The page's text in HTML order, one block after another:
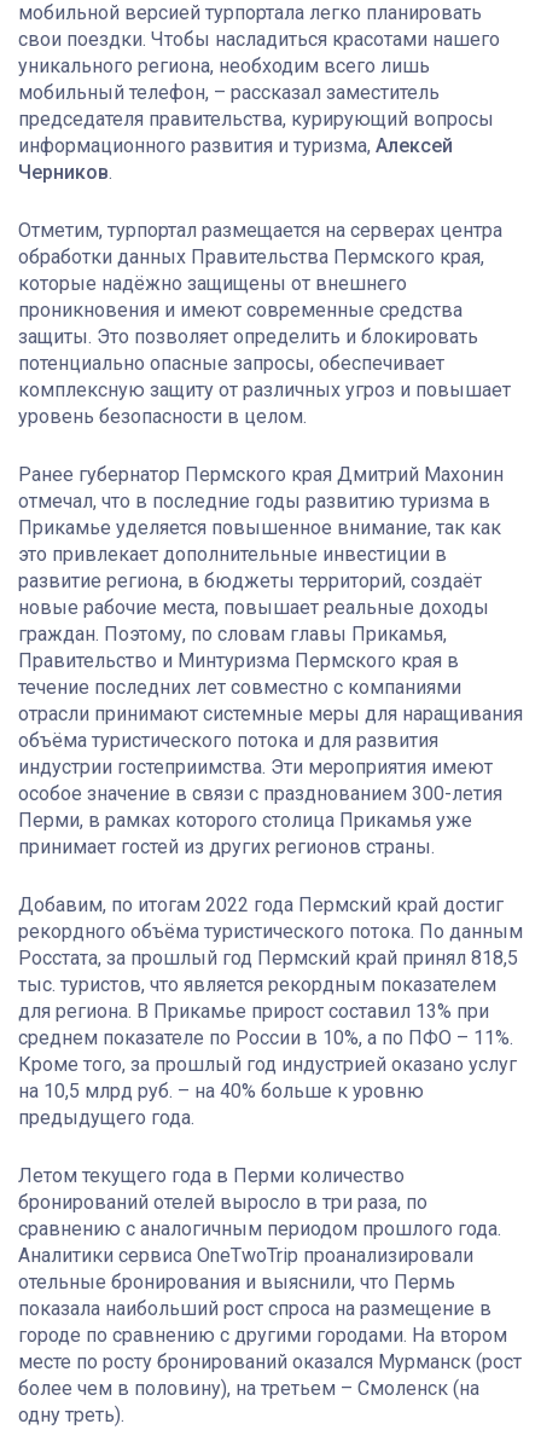
мобильной версией турпортала легко планировать
свои поездки. Чтобы насладиться красотами нашего
уникального региона, необходим всего лишь
мобильный телефон, – рассказал заместитель
председателя правительства, курирующий вопросы
информационного развития и туризма, Алексей
Черников.
Отметим, турпортал размещается на серверах центра
обработки данных Правительства Пермского края,
которые надёжно защищены от внешнего
проникновения и имеют современные средства
защиты. Это позволяет определить и блокировать
потенциально опасные запросы, обеспечивает
комплексную защиту от различных угроз и повышает
уровень безопасности в целом.
Ранее губернатор Пермского края Дмитрий Махонин
отмечал, что в последние годы развитию туризма в
Прикамье уделяется повышенное внимание, так как
это привлекает дополнительные инвестиции в
развитие региона, в бюджеты территорий, создаёт
новые рабочие места, повышает реальные доходы
граждан. Поэтому, по словам главы Прикамья,
Правительство и Минтуризма Пермского края в
течение последних лет совместно с компаниями
отрасли принимают системные меры для наращивания
объёма туристического потока и для развития
индустрии гостеприимства. Эти мероприятия имеют
особое значение в связи с празднованием 300-летия
Перми, в рамках которого столица Прикамья уже
принимает гостей из других регионов страны.
Добавим, по итогам 2022 года Пермский край достиг
рекордного объёма туристического потока. По данным
Росстата, за прошлый год Пермский край принял 818,5
тыс. туристов, что является рекордным показателем
для региона. В Прикамье прирост составил 13% при
среднем показателе по России в 10%, а по ПФО – 11%.
Кроме того, за прошлый год индустрией оказано услуг
на 10,5 млрд руб. – на 40% больше к уровню
предыдущего года.
Летом текущего года в Перми количество
бронирований отелей выросло в три раза, по
сравнению с аналогичным периодом прошлого года.
Аналитики сервиса OneTwoTrip проанализировали
отельные бронирования и выяснили, что Пермь
показала наибольший рост спроса на размещение в
городе по сравнению с другими городами. На втором
месте по росту бронирований оказался Мурманск (рост
более чем в половину), на третьем – Смоленск (на
одну треть).